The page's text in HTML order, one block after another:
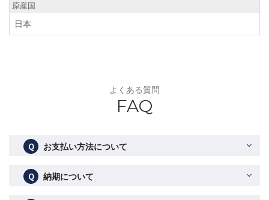
原産国
日本
よくある質問
FAQ
Ｑ お支払い方法について
Ｑ 納期について